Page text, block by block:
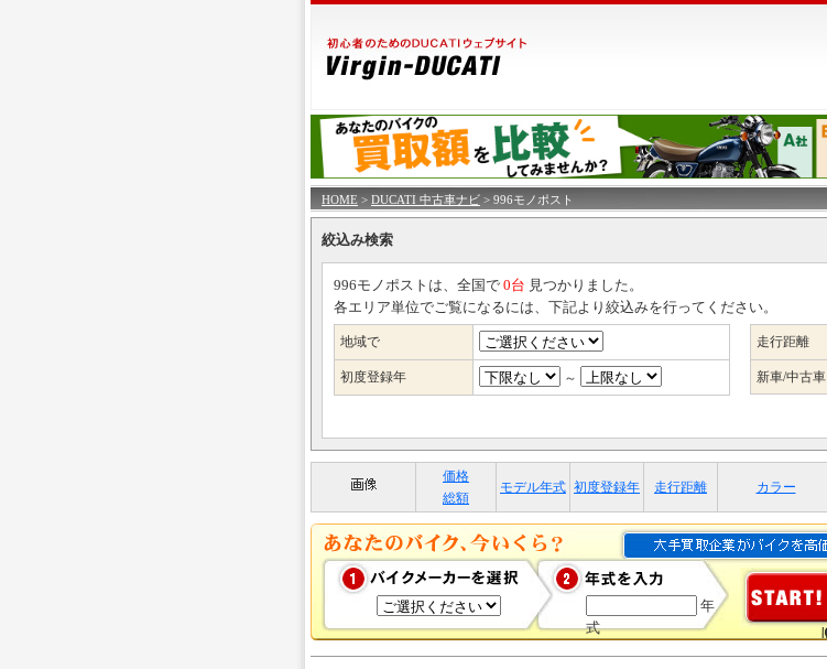
HOME > DUCATI 中古車ナビ > 996モノポスト
絞込み検索
996モノポストは、全国で 0台 見つかりました。
各エリア単位でご覧になるには、下記より絞込みを行ってください。
地域で
初度登録年 ～
走行距離
新車/中古車
価格
総額
モデル年式 初度登録年 走行距離 カラー
年
式